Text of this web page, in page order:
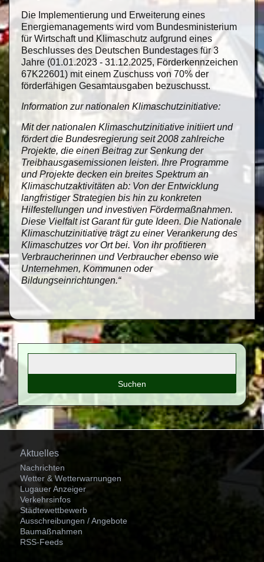
Die Implementierung und Erweiterung eines
Energiemanagements wird vom Bundesministerium
für Wirtschaft und Klimaschutz aufgrund eines
Beschlusses des Deutschen Bundestages für 3
Jahre (01.01.2023 - 31.12.2025, Förderkennzeichen
67K22601) mit einem Zuschuss von 70% der
förderfähigen Gesamtausgaben bezuschusst.
Information zur nationalen Klimaschutzinitiative:
Mit der nationalen Klimaschutzinitiative initiiert und
fördert die Bundesregierung seit 2008 zahlreiche
Projekte, die einen Beitrag zur Senkung der
Treibhausgasemissionen leisten. Ihre Programme
und Projekte decken ein breites Spektrum an
Klimaschutzaktivitäten ab: Von der Entwicklung
langfristiger Strategien bis hin zu konkreten
Hilfestellungen und investiven Fördermaßnahmen.
Diese Vielfalt ist Garant für gute Ideen. Die Nationale
Klimaschutzinitiative trägt zu einer Verankerung des
Klimaschutzes vor Ort bei. Von ihr profitieren
Verbraucherinnen und Verbraucher ebenso wie
Unternehmen, Kommunen oder
Bildungseinrichtungen.“
Navigation
überspringen
Aktuelles
Nachrichten
Wetter & Wetterwarnungen
Lugauer Anzeiger
Verkehrsinfos
Städtewettbewerb
Ausschreibungen / Angebote
Baumaßnahmen
RSS-Feeds